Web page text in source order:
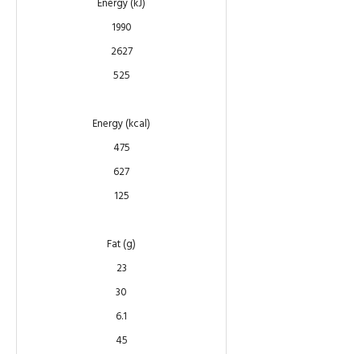
Energy (kJ)
1990
2627
525
Energy (kcal)
475
627
125
Fat (g)
23
30
6.1
45